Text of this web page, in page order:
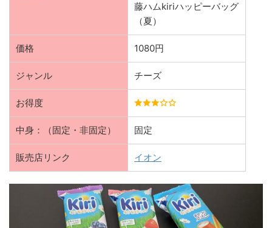
藤ハムkiriハッピーバッグ
（夏）
価格 1080円
ジャンル チーズ
お得度
中身：（固定・非固定） 固定
販売店リンク イオン